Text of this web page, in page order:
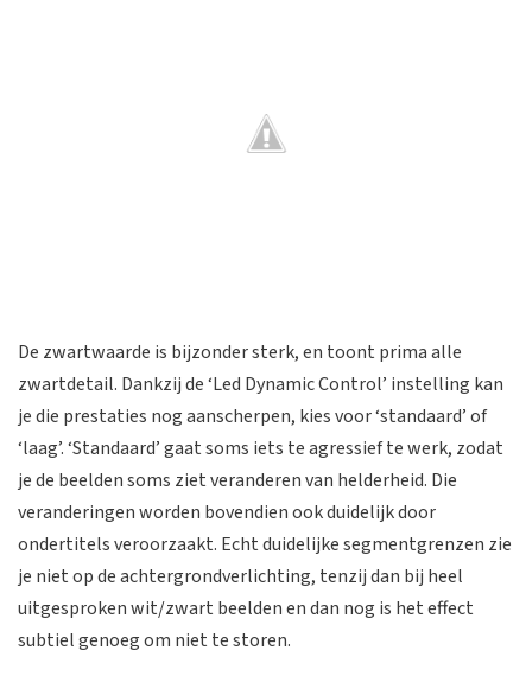
De zwartwaarde is bijzonder sterk, en toont prima alle
zwartdetail. Dankzij de ‘Led Dynamic Control’ instelling kan
je die prestaties nog aanscherpen, kies voor ‘standaard’ of
‘laag’. ‘Standaard’ gaat soms iets te agressief te werk, zodat
je de beelden soms ziet veranderen van helderheid. Die
veranderingen worden bovendien ook duidelijk door
ondertitels veroorzaakt. Echt duidelijke segmentgrenzen zie
je niet op de achtergrondverlichting, tenzij dan bij heel
uitgesproken wit/zwart beelden en dan nog is het effect
subtiel genoeg om niet te storen.